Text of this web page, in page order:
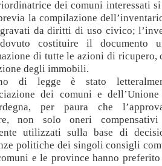
dei comuni interessati si
la compilazione
da diritti di uso civico;
costituire il documento
di tutte le azioni di ricupero,
degli immobili.
di legge è stato
dei comuni e
per paura che
non solo oneri
utilizzati sulla base di
politiche dei singoli consigli
e le province hanno preferito